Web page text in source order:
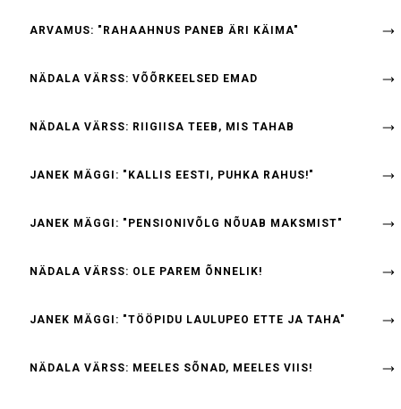
ARVAMUS: "RAHAAHNUS PANEB ÄRI KÄIMA"
NÄDALA VÄRSS: VÕÕRKEELSED EMAD
NÄDALA VÄRSS: RIIGIISA TEEB, MIS TAHAB
JANEK MÄGGI: "KALLIS EESTI, PUHKA RAHUS!"
JANEK MÄGGI: "PENSIONIVÕLG NÕUAB MAKSMIST"
NÄDALA VÄRSS: OLE PAREM ÕNNELIK!
JANEK MÄGGI: "TÖÖPIDU LAULUPEO ETTE JA TAHA"
NÄDALA VÄRSS: MEELES SÕNAD, MEELES VIIS!